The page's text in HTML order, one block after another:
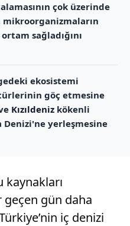
çok üzerinde
mikroorganizmaların
sağladığını
ekosistemi
göç etmesine
Kızıldeniz kökenli
yerleşmesine
geçen gün daha
iç denizi